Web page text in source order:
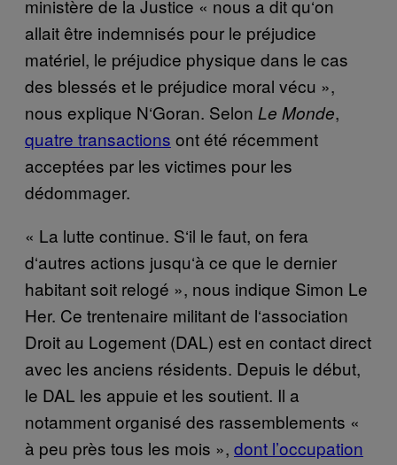
ministère de la Justice « nous a dit qu‘on
allaitêtre indemnisés pour le préjudice
matériel, le préjudice physique dans le cas
des blessés et le préjudice moral vécu »,
nous explique N‘Goran. Selon Le Monde,
quatre transactions ont été récemment
acceptées par les victimes pour les
dédommager.
« La lutte continue. S‘il le faut, on fera
d‘autres actions jusqu‘à ce que le dernier
habitant soit relogé », nous indique Simon Le
Her. Ce trentenaire militant de l‘association
Droit au Logement (DAL) est en contact direct
avec les anciens résidents. Depuis le début,
le DAL les appuie et les soutient. Il a
notamment organisé des rassemblements «
à peu près tous les mois », dont l’occupation